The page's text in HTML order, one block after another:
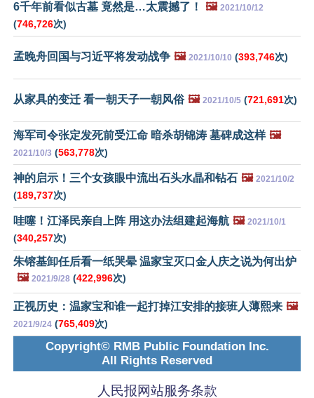
6千年前看似古墓 竟然是…太震撼了！ 🖼️ 2021/10/12
(746,726次)
孟晚舟回国与习近平将发动战争 🖼️ 2021/10/10 (393,746次)
从家具的变迁 看一朝天子一朝风俗 🖼️ 2021/10/5 (721,691次)
海军司令张定发死前受江命 暗杀胡锦涛 墓碑成这样 🖼️
2021/10/3 (563,778次)
神的启示！三个女孩眼中流出石头水晶和钻石 🖼️ 2021/10/2
(189,737次)
哇噻！江泽民亲自上阵 用这办法组建起海航 🖼️ 2021/10/1
(340,257次)
朱镕基卸任后看一纸哭晕 温家宝灭口金人庆之说为何出炉
🖼️ 2021/9/28 (422,996次)
正视历史：温家宝和谁一起打掉江安排的接班人薄熙来 🖼️
2021/9/24 (765,409次)
Copyright© RMB Public Foundation Inc.
All Rights Reserved
人民报网站服务条款